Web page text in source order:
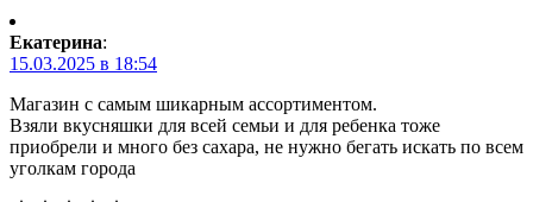
Екатерина:
15.03.2025 в 18:54
Магазин с самым шикарным ассортиментом.
Взяли вкусняшки для всей семьи и для ребенка тоже
приобрели и много без сахара, не нужно бегать искать по всем
уголкам города